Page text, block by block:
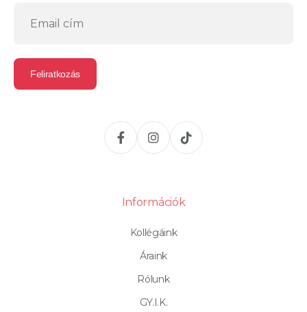
Információk
Kollégáink
Áraink
Rólunk
GY.I.K.